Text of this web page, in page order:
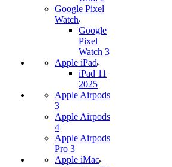
Google Pixel
Watch
Google
Pixel
Watch 3
Apple iPad
iPad 11
2025
Apple Airpods
3
Apple Airpods
4
Apple Airpods
Pro 3
Apple iMac